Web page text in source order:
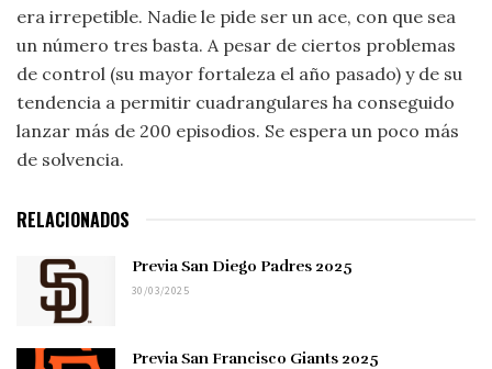
era irrepetible. Nadie le pide ser un ace, con que sea
un número tres basta. A pesar de ciertos problemas
de control (su mayor fortaleza el año pasado) y de su
tendencia a permitir cuadrangulares ha conseguido
lanzar más de 200 episodios. Se espera un poco más
de solvencia.
RELACIONADOS
Previa San Diego Padres 2025
30/03/2025
Previa San Francisco Giants 2025